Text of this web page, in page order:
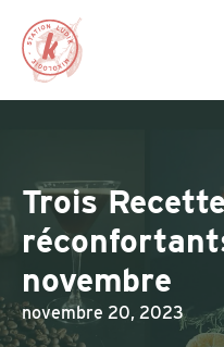
Trois
novembre
novembre 20, 2023